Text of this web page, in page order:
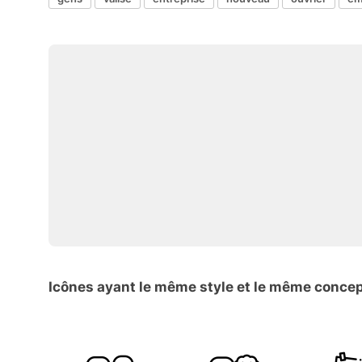
Icônes ayant le même style et le même